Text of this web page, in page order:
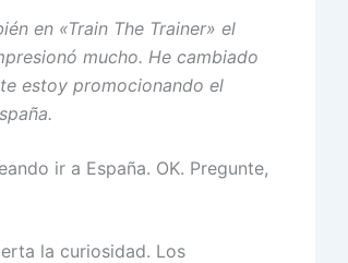
en «Train The Trainer» el
mucho. He cambiado
estoy promocionando el
ir a España. OK. Pregunte,
la curiosidad. Los